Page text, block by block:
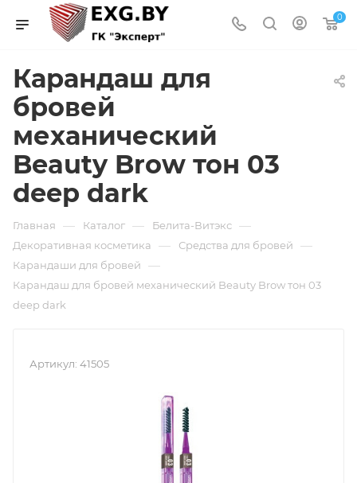
0
Карандаш для
бровей
механический
Beauty Brow тон 03
deep dark
Главная — Каталог — Белита-Витэкс —
Декоративная косметика — Средства для бровей —
Карандаши для бровей —
Карандаш для бровей механический Beauty Brow тон 03
deep dark
Артикул: 41505